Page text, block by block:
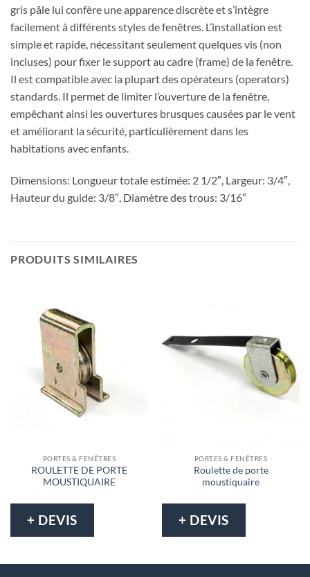
gris pâle lui confère une apparence discrète et s’intègre
facilement à différents styles de fenêtres. L’installation est
simple et rapide, nécessitant seulement quelques vis (non
incluses) pour fixer le support au cadre (frame) de la fenêtre.
Il est compatible avec la plupart des opérateurs (operators)
standards. Il permet de limiter l’ouverture de la fenêtre,
empêchant ainsi les ouvertures brusques causées par le vent
et améliorant la sécurité, particulièrement dans les
habitations avec enfants.
Dimensions: Longueur totale estimée: 2 1/2″, Largeur: 3/4″,
Hauteur du guide: 3/8″, Diamètre des trous: 3/16″
PRODUITS SIMILAIRES
PORTES & FENÊTRES
ROULETTE DE PORTE
MOUSTIQUAIRE
+ DEVIS
PORTES & FENÊTRES
Roulette de porte
moustiquaire
+ DEVIS